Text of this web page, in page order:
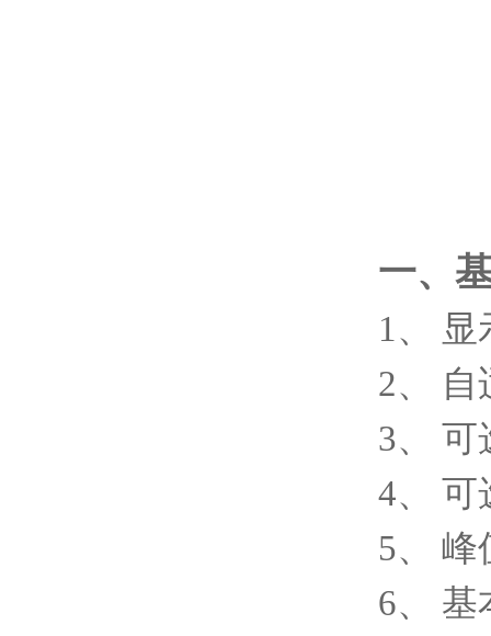
一、
1、
2、 自
3、 可
4、 可
5、
6、 基